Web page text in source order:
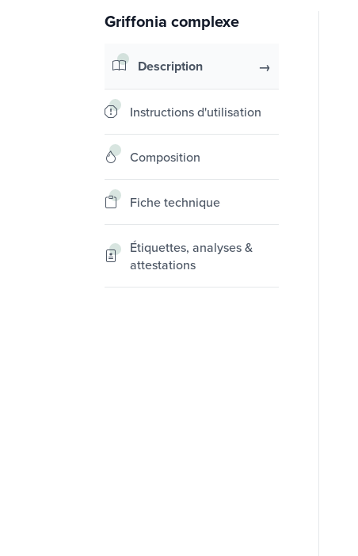
Griffonia complexe
Description
Instructions d'utilisation
Composition
Fiche technique
Étiquettes, analyses &
attestations